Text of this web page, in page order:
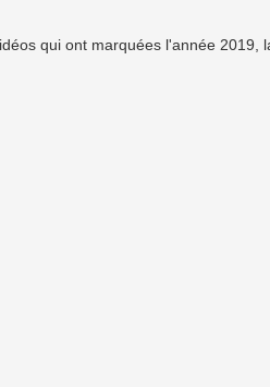
qui ont marquées l'année 2019,